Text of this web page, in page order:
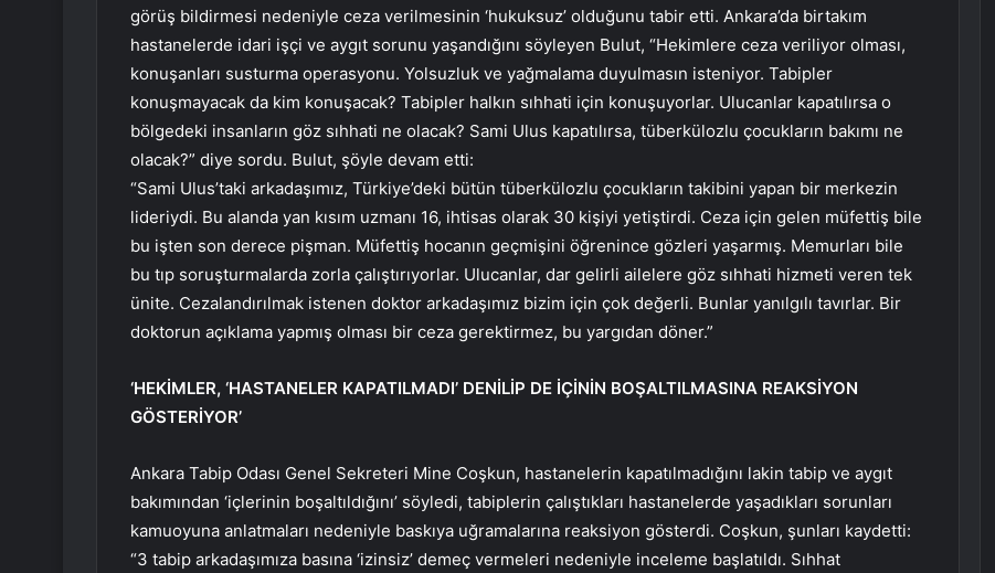
görüş bildirmesi nedeniyle ceza verilmesinin ‘hukuksuz’ olduğunu tabir etti. Ankara’da birtakım
hastanelerde idari işçi ve aygıt sorunu yaşandığını söyleyen Bulut, “Hekimlere ceza veriliyor olması,
konuşanları susturma operasyonu. Yolsuzluk ve yağmalama duyulmasın isteniyor. Tabipler
konuşmayacak da kim konuşacak? Tabipler halkın sıhhati için konuşuyorlar. Ulucanlar kapatılırsa o
bölgedeki insanların göz sıhhati ne olacak? Sami Ulus kapatılırsa, tüberkülozlu çocukların bakımı ne
olacak?” diye sordu. Bulut, şöyle devam etti:
“Sami Ulus’taki arkadaşımız, Türkiye’deki bütün tüberkülozlu çocukların takibini yapan bir merkezin
lideriydi. Bu alanda yan kısım uzmanı 16, ihtisas olarak 30 kişiyi yetiştirdi. Ceza için gelen müfettiş bile
bu işten son derece pişman. Müfettiş hocanın geçmişini öğrenince gözleri yaşarmış. Memurları bile
bu tıp soruşturmalarda zorla çalıştırıyorlar. Ulucanlar, dar gelirli ailelere göz sıhhati hizmeti veren tek
ünite. Cezalandırılmak istenen doktor arkadaşımız bizim için çok değerli. Bunlar yanılgılı tavırlar. Bir
doktorun açıklama yapmış olması bir ceza gerektirmez, bu yargıdan döner.”
‘HEKİMLER, ‘HASTANELER KAPATILMADI’ DENİLİP DE İÇİNİN BOŞALTILMASINA REAKSİYON
GÖSTERİYOR’
Ankara Tabip Odası Genel Sekreteri Mine Coşkun, hastanelerin kapatılmadığını lakin tabip ve aygıt
bakımından ‘içlerinin boşaltıldığını’ söyledi, tabiplerin çalıştıkları hastanelerde yaşadıkları sorunları
kamuoyuna anlatmaları nedeniyle baskıya uğramalarına reaksiyon gösterdi. Coşkun, şunları kaydetti:
“3 tabip arkadaşımıza basına ‘izinsiz’ demeç vermeleri nedeniyle inceleme başlatıldı. Sıhhat